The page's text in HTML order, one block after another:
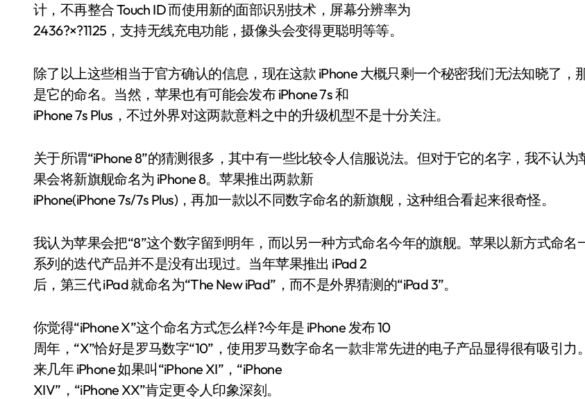
计，不再整合 Touch ID 而使用新的面部识别技术，屏幕分辨率为
2436?×?1125，支持无线充电功能，摄像头会变得更聪明等等。
除了以上这些相当于官方确认的信息，现在这款 iPhone 大概只剩一个秘密我们无法知晓了，
是它的命名。当然，苹果也有可能会发布 iPhone 7s 和
iPhone 7s Plus，不过外界对这两款意料之中的升级机型不是十分关注。
关于所谓“iPhone 8”的猜测很多，其中有一些比较令人信服说法。但对于它的名字，我不认为
果会将新旗舰命名为 iPhone 8。苹果推出两款新
iPhone(iPhone 7s/7s Plus)，再加一款以不同数字命名的新旗舰，这种组合看起来很奇怪。
我认为苹果会把“8”这个数字留到明年，而以另一种方式命名今年的旗舰。苹果以新方式命名
系列的迭代产品并不是没有出现过。当年苹果推出 iPad 2
后，第三代 iPad 就命名为“The New iPad”，而不是外界猜测的“iPad 3”。
你觉得“iPhone X”这个命名方式怎么样?今年是 iPhone 发布 10
周年，“X”恰好是罗马数字“10”，使用罗马数字命名一款非常先进的电子产品显得很有吸引力
来几年 iPhone 如果叫“iPhone XI”，“iPhone
XIV”，“iPhone XX”肯定更令人印象深刻。